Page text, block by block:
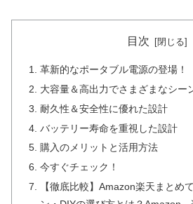
目次
革新的なポータブル電源の登場！
大容量＆高出力でさまざまなシー
耐久性＆安全性に優れた設計
バッテリー寿命を重視した設計
購入のメリットと活用方法
今すぐチェック！
【徹底比較】Amazon楽天まとめ